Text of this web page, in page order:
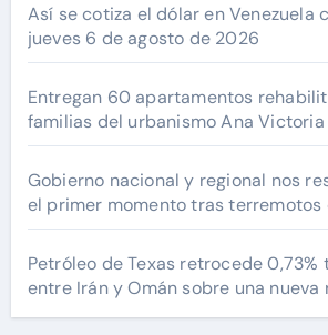
Así se cotiza el dólar en Venezuela
jueves 6 de agosto de 2026
Entregan 60 apartamentos
familias del urbanismo Ana Victoria
Gobierno nacional y regional nos
el primer momento tras terremotos
Petróleo de Texas retrocede 0,73%
entre Irán y Omán sobre una nueva